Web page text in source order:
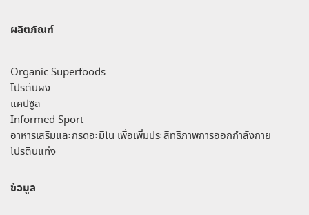
ผลิตภัณฑ์
Organic Superfoods
โปรตีนผง
แคปซูล
Informed Sport
อาหารเสริมและกรดอะมิโน เพื่อเพิ่มประสิทธิภาพการออกกำลังกาย
โปรตีนแท่ง
ข้อมูล